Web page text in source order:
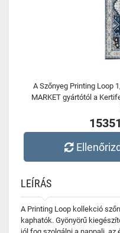
A Szőnyeg Printing Loop
MARKET gyártótól a
LEÍRÁS
A Printing Loop kollekció
kaphatók. Gyönyörű